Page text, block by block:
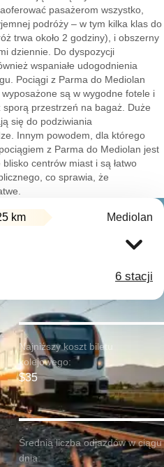
pasażerom wszystko,
podróży – w tym kilka klas do
trwa około 2 godziny), i obszerny
dziennie. Do dyspozycji
wspaniałe udogodnienia
Pociągi z Parma do Mediolan
są w wygodne fotele i
przestrzeń na bagaż. Duże
się do podziwiania
Innym powodem, dla którego
z Parma do Mediolan jest
centrów miast i są łatwo
co sprawia, że
km Mediolan
6 stacji
Najniższy koszt biletu
kolejowego:
$35
Średnia liczba odjazdów w ciągu
dnia: